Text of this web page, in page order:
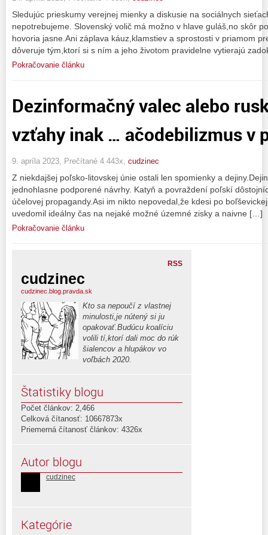
Sledujúc prieskumy verejnej mienky a diskusie na sociálnych
nepotrebujeme. Slovenský volič má možno v hlave guláš,no skôr
hovoria jasne.Ani záplava káuz,klamstiev a sprostosti v priamom
dôveruje tým,ktorí si s ním a jeho životom pravidelne vytierajú
Pokračovanie článku
Dezinformačný valec alebo
vzťahy inak … ačodebilizmus v
9. apríla 2023, Prečítané 4 443x, cudzinec
Z niekdajšej poľsko-litovskej únie ostali len spomienky a
jednohlasne podporené návrhy. Katyň a povraždení poľskí
účelovej propagandy.Asi im nikto nepovedal,že kdesi po
uvedomil ideálny čas na nejaké možné územné zisky a naivne […]
Pokračovanie článku
RSS
cudzinec
cudzinec.blog.pravda.sk
Kto sa nepoučí z vlastnej
minulosti,je nútený si ju
opakovať.Budúcu koalíciu
volili tí,ktorí dali moc do rúk
šialencov a hlupákov vo
voľbách 2020.
Štatistiky blogu
Počet článkov: 2,466
Celková čítanosť: 10667873x
Priemerná čítanosť článkov: 4326x
Autor blogu
cudzinec
Kategórie